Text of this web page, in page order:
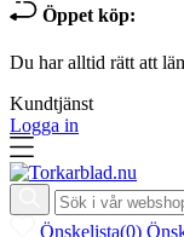
Öppet köp:
Du har alltid rätt att
Kundtjänst
Logga in
Önskelista(0)